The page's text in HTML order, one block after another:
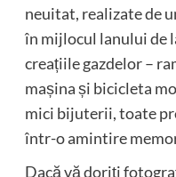
neuitat, realizate de
în mijlocul lanului de
creațiile gazdelor –
mașina și bicicleta
mici bijuterii, toate
într-o amintire
Dacă vă doriți